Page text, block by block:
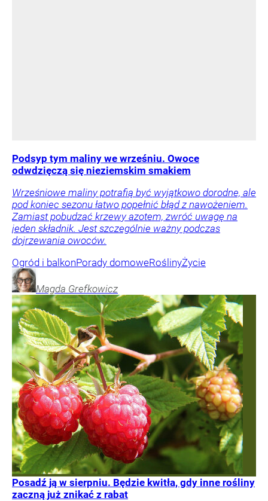
Podsyp tym maliny we wrześniu. Owoce
odwdzięczą się nieziemskim smakiem
Wrześniowe maliny potrafią być wyjątkowo dorodne, ale
pod koniec sezonu łatwo popełnić błąd z nawożeniem.
Zamiast pobudzać krzewy azotem, zwróć uwagę na
jeden składnik. Jest szczególnie ważny podczas
dojrzewania owoców.
Ogród i balkonPorady domoweRoślinyŻycie
Magda Grefkowicz
Posadź ją w sierpniu. Będzie kwitła, gdy inne rośliny
zaczną już znikać z rabat